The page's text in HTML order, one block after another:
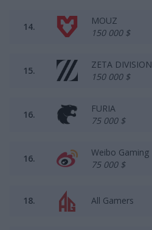
14.
MOUZ
150 000 $
15.
ZETA DIVISION
150 000 $
16.
FURIA
75 000 $
16.
Weibo Gaming
75 000 $
18. All Gamers